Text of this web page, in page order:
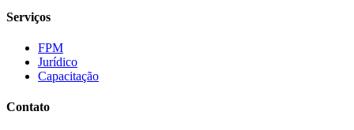
Serviços
FPM
Jurídico
Capacitação
Contato